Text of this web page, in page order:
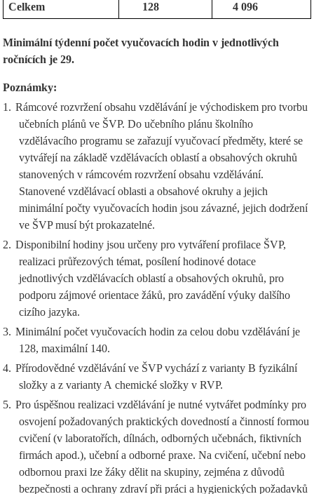
Celkem
128 4 096
Minimální týdenní počet vyučovacích hodin v jednotlivých
ročnících je 29.
Poznámky:
1. Rámcové rozvržení obsahu vzdělávání je východiskem pro tvorbu
učebních plánů ve ŠVP. Do učebního plánu školního
vzdělávacího programu se zařazují vyučovací předměty, které se
vytvářejí na základě vzdělávacích oblastí a obsahových okruhů
stanovených v rámcovém rozvržení obsahu vzdělávání.
Stanovené vzdělávací oblasti a obsahové okruhy a jejich
minimální počty vyučovacích hodin jsou závazné, jejich dodržení
ve ŠVP musí být prokazatelné.
2. Disponibilní hodiny jsou určeny pro vytváření profilace ŠVP,
realizaci průřezových témat, posílení hodinové dotace
jednotlivých vzdělávacích oblastí a obsahových okruhů, pro
podporu zájmové orientace žáků, pro zavádění výuky dalšího
cizího jazyka.
3. Minimální počet vyučovacích hodin za celou dobu vzdělávání je
128, maximální 140.
4. Přírodovědné vzdělávání ve ŠVP vychází z varianty B fyzikální
složky a z varianty A chemické složky v RVP.
5. Pro úspěšnou realizaci vzdělávání je nutné vytvářet podmínky pro
osvojení požadovaných praktických dovedností a činností formou
cvičení (v laboratořích, dílnách, odborných učebnách, fiktivních
firmách apod.), učební a odborné praxe. Na cvičení, učební nebo
odbornou praxi lze žáky dělit na skupiny, zejména z důvodů
bezpečnosti a ochrany zdraví při práci a hygienických požadavků